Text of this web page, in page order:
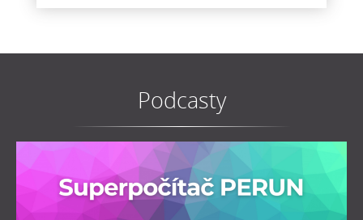
Podcasty